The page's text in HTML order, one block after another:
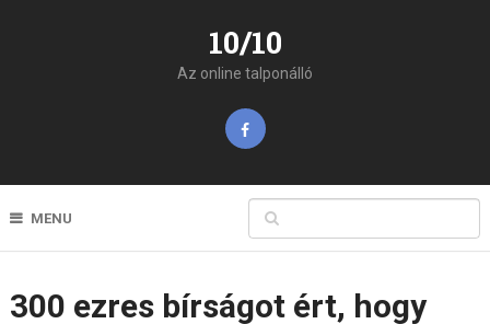
10/10
Az online talponálló
MENU
300 ezres bírságot ért, hogy